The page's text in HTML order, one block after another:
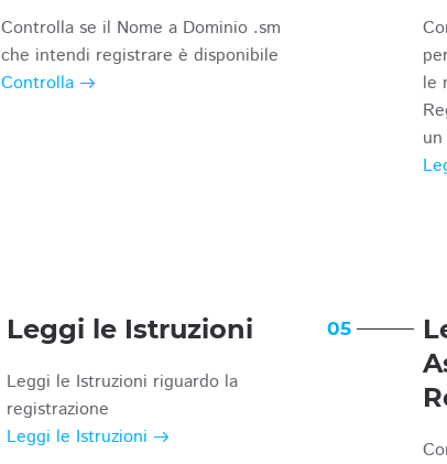
Controlla se il Nome a Dominio .sm
che intendi registrare è disponibile
Controlla
le
Leggi le Istruzioni
Leggi le Istruzioni riguardo la
registrazione
Leggi le Istruzioni
05